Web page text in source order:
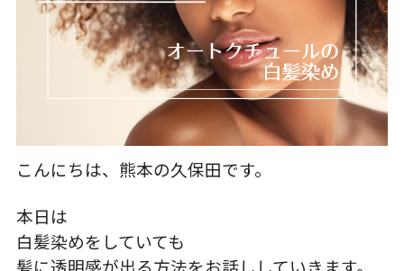
こんにちは、熊本の久保田です。
本日は
白髪染めをしていても
髪に透明感が出る方法をお話ししていきます。